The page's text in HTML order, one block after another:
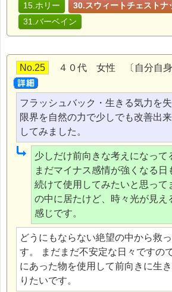
15.ホリー
30.スウィートチェストナ
31.バーベイン
No.25 ４０代 女性 〔自分自身
フラッシュバック・生きる気力を
限界を自然の力で少しでも改善出
してみました。
少しだけ前向きな考えになって
まだマイナス感情が強くなる日
続けて使用してみたいと思って
の中に居たけど、時々光が見え
感じです。
どうにもならない絶望の中から救
す。 まだまだ不安定な日々ですの
にあった物を使用して前向きに生
りたいです。